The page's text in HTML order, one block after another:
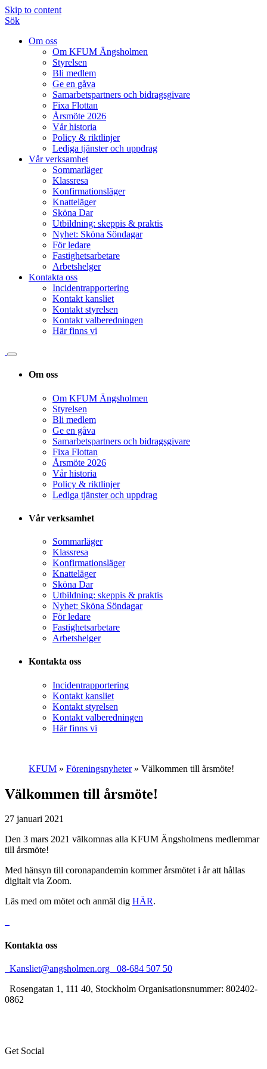
Skip to content
Sök
Om oss
Om KFUM Ängsholmen
Styrelsen
Bli medlem
Ge en gåva
Samarbetspartners och bidragsgivare
Fixa Flottan
Årsmöte 2026
Vår historia
Policy & riktlinjer
Lediga tjänster och uppdrag
Vår verksamhet
Sommarläger
Klassresa
Konfirmationsläger
Knatteläger
Sköna Dar
Utbildning: skeppis & praktis
Nyhet: Sköna Söndagar
För ledare
Fastighetsarbetare
Arbetshelger
Kontakta oss
Incidentrapportering
Kontakt kansliet
Kontakt styrelsen
Kontakt valberedningen
Här finns vi
Om oss
Om KFUM Ängsholmen
Styrelsen
Bli medlem
Ge en gåva
Samarbetspartners och bidragsgivare
Fixa Flottan
Årsmöte 2026
Vår historia
Policy & riktlinjer
Lediga tjänster och uppdrag
Vår verksamhet
Sommarläger
Klassresa
Konfirmationsläger
Knatteläger
Sköna Dar
Utbildning: skeppis & praktis
Nyhet: Sköna Söndagar
För ledare
Fastighetsarbetare
Arbetshelger
Kontakta oss
Incidentrapportering
Kontakt kansliet
Kontakt styrelsen
Kontakt valberedningen
Här finns vi
KFUM » Föreningsnyheter» Välkommen till årsmöte!
Välkommen till årsmöte!
27 januari 2021
Den 3 mars 2021 välkomnas alla KFUM Ängsholmens medlemmar
till årsmöte!
Med hänsyn till coronapandemin kommer årsmötet i år att hållas
digitalt via Zoom.
Läs med om mötet och anmäl dig HÄR.
Kontakta oss
Kansliet@angsholmen.org
08-684 507 50
Rosengatan 1, 111 40, Stockholm Organisationsnummer: 802402-
0862
Get Social